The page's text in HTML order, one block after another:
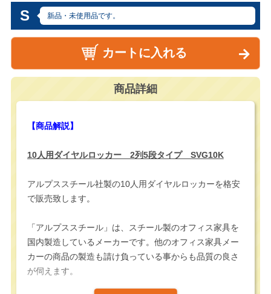
S 新品・未使用品です。
カートに入れる
商品詳細
【商品解説】
10人用ダイヤルロッカー 2列5段タイプ SVG10K
アルプススチール社製の10人用ダイヤルロッカーを格安
で販売致します。
「アルプススチール」は、スチール製のオフィス家具を
国内製造しているメーカーです。他のオフィス家具メー
カーの商品の製造も請け負っている事からも品質の良さ
が伺えます。